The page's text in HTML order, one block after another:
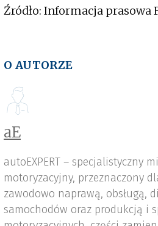
Źródło: Informacja prasowa
O AUTORZE
aE
autoEXPERT – specjalistyczny
motoryzacyjny, przeznaczony
zawodowo naprawą, obsługą,
samochodów oraz produkcją i